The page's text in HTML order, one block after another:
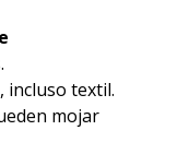
, incluso textil.
mojar